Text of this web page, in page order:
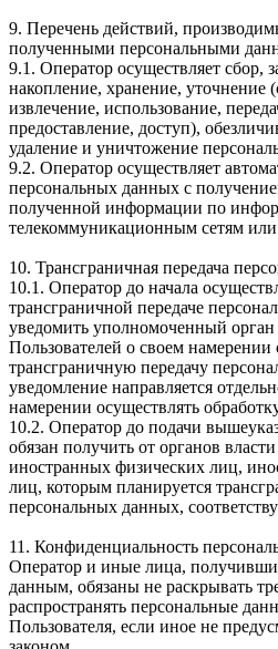
9. Перечень действий,
полученными персональными
9.1. Оператор осуществляет сбор,
накопление, хранение, уточнение
извлечение, использование,
предоставление, доступ),
удаление и уничтожение
9.2. Оператор осуществляет
персональных данных с
полученной информации по
телекоммуникационным сетям или
10. Трансграничная передача
10.1. Оператор до начала
трансграничной передаче
уведомить уполномоченный орган
Пользователей о своем намерении
трансграничную передачу
уведомление направляется
намерении осуществлять
10.2. Оператор до подачи
обязан получить от органов
иностранных физических лиц,
лиц, которым планируется
персональных данных,
11. Конфиденциальность
Оператор и иные лица,
данным, обязаны не раскрывать
распространять персональные
Пользователя, если иное не